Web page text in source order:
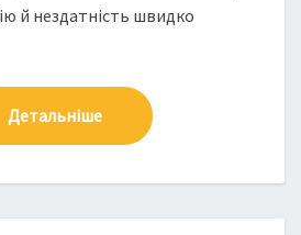
й нездатність швидко
Детальніше